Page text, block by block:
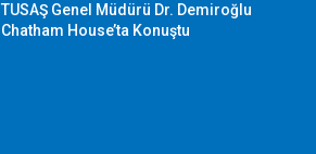
TUSAŞ Genel Müdürü Dr. Demiroğlu
Chatham House’ta Konuştu